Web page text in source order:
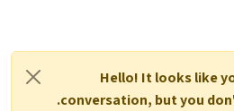
Hello! It looks like
conversation, but you